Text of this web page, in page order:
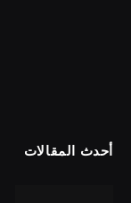
أحدث المقالات